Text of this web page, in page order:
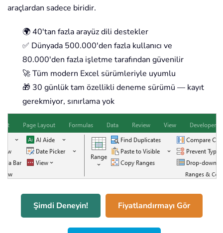
araçlardan sadece biridir.
🌍 40'tan fazla arayüz dili destekler
✅ Dünyada 500.000'den fazla kullanıcı ve
80.000'den fazla işletme tarafından güvenilir
🚀 Tüm modern Excel sürümleriyle uyumlu
🎁 30 günlük tam özellikli deneme sürümü — kayıt
gerekmiyor, sınırlama yok
Şimdi Deneyin! Fiyatlandırmayı Gör